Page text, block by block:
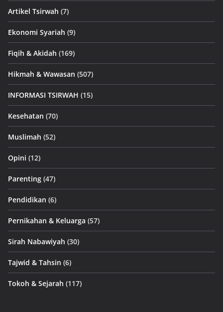
Artikel Tsirwah (7)
Ekonomi Syariah (9)
Fiqih & Akidah (169)
Hikmah & Wawasan (507)
INFORMASI TSIRWAH (15)
Kesehatan (70)
Muslimah (52)
Opini (12)
Parenting (47)
Pendidikan (6)
Pernikahan & Keluarga (57)
Sirah Nabawiyah (30)
Tajwid & Tahsin (6)
Tokoh & Sejarah (117)